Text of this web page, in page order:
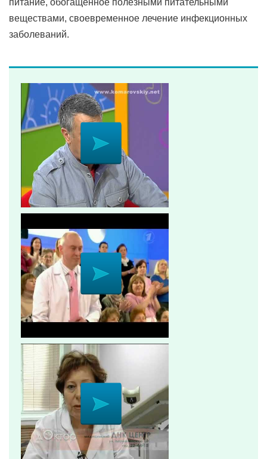
питание, обогащенное полезными питательными
веществами, своевременное лечение инфекционных
заболеваний.